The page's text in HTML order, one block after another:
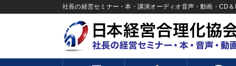
社長の経営セミナー・本・講演オーディオ音声・動画・CD